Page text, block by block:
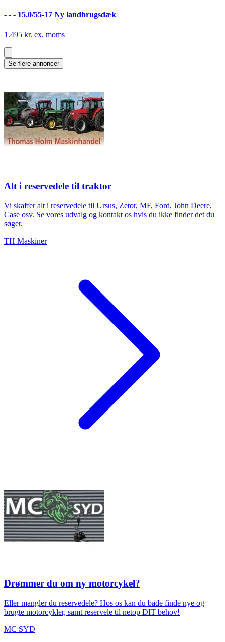
- - - 15.0/55-17 Ny landbrugsdæk
1.495 kr. ex. moms
Se flere annoncer
Alt i reservedele til traktor
Vi skaffer alt i reservedele til Ursus, Zetor, MF, Ford, John Deere,
Case osv. Se vores udvalg og kontakt os hvis du ikke finder det du
søger.
TH Maskiner
Drømmer du om ny motorcykel?
Eller mangler du reservedele? Hos os kan du både finde nye og
brugte motorcykler, samt reservele til netop DIT behov!
MC SYD